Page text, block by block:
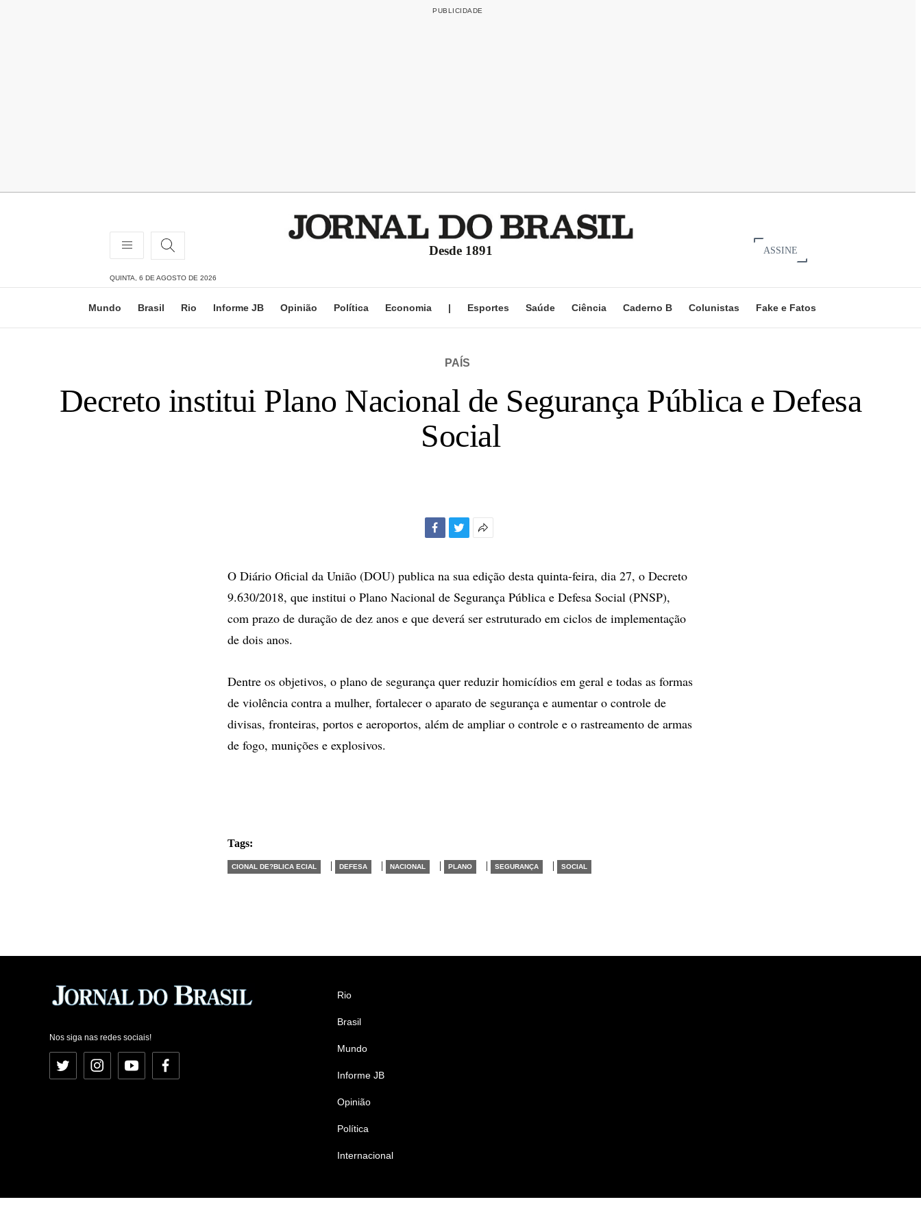
Desde 1891 ASSINE
QUINTA, 6 DE AGOSTO DE 2026
Mundo Brasil Rio Informe JB Opinião Política Economia | Esportes Saúde Ciência Caderno B Colunistas Fake e Fatos
PAÍS
Decreto institui Plano Nacional de Segurança Pública e Defesa
Social
compartilhamento
O Diário Oficial da União (DOU) publica na sua edição desta quinta-feira, dia 27, o Decreto
9.630/2018, que institui o Plano Nacional de Segurança Pública e Defesa Social (PNSP),
com prazo de duração de dez anos e que deverá ser estruturado em ciclos de implementação
de dois anos.
Dentre os objetivos, o plano de segurança quer reduzir homicídios em geral e todas as formas
de violência contra a mulher, fortalecer o aparato de segurança e aumentar o controle de
divisas, fronteiras, portos e aeroportos, além de ampliar o controle e o rastreamento de armas
de fogo, munições e explosivos.
Tags:
CIONAL DE?BLICA ECIAL | DEFESA | NACIONAL | PLANO | SEGURANÇA | SOCIAL
Nos siga nas redes sociais!
Twitter InstagramYouTubeFacebook
Rio
Brasil
Mundo
Informe JB
Opinião
Política
Internacional